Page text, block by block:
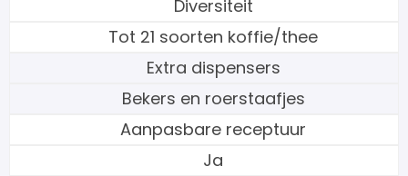
Diversiteit
Tot 21 soorten koffie/thee
Extra dispensers
Bekers en roerstaafjes
Aanpasbare receptuur
Ja